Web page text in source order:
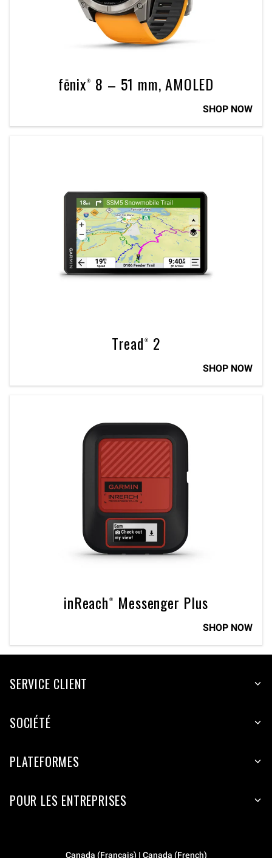
fēnix® 8 – 51 mm, AMOLED
SHOP NOW
Tread® 2
SHOP NOW
inReach® Messenger Plus
SHOP NOW
SERVICE CLIENT
SOCIÉTÉ
PLATEFORMES
POUR LES ENTREPRISES
Canada (Français) | Canada (French)